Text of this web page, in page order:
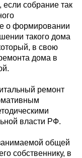
собрание так
о формировании
такого дома
в свою
дома в
ремонт
власти РФ.
общей
собственнику, в